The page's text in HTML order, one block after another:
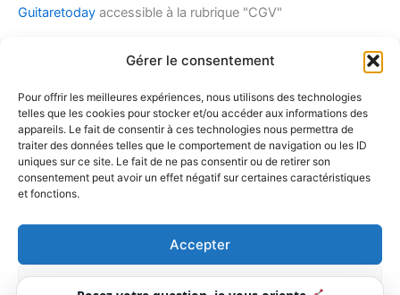
Gérer le consentement
Pour offrir les meilleures expériences, nous utilisons des technologies
telles que les cookies pour stocker et/ou accéder aux informations des
appareils. Le fait de consentir à ces technologies nous permettra de
traiter des données telles que le comportement de navigation ou les ID
uniques sur ce site. Le fait de ne pas consentir ou de retirer son
consentement peut avoir un effet négatif sur certaines caractéristiques
et fonctions.
Accepter
Guitaretoday accessible à la rubrique "CGV"
Pour plus d'informations en matière de protection des
données à caractère personnel , se reporter à la Charte en
matière de protection des données à caractère personnel
du siteGuitaretodayaccessible à la rubrique "Données
personnelles"
Pour plus d'informations en matière de cookies, se reporter
accessible à la rubrique "Cookies"
Copyright © 2026 Guitaretoday |